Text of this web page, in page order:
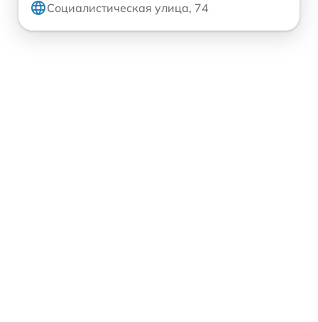
Социалистическая улица, 74